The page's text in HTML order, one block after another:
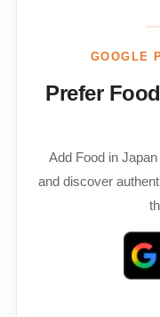
GOOGLE
Prefer
Add Food in
and discover